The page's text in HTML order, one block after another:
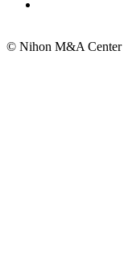
© Nihon M&A Center